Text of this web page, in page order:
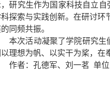
，研究生作为国家科技自立
科探索与实践创新。在研讨环
同频共振。
本次活动凝聚了学院研究
理想为帆、以实干为桨，在
作者：孔德军、刘一茗  单